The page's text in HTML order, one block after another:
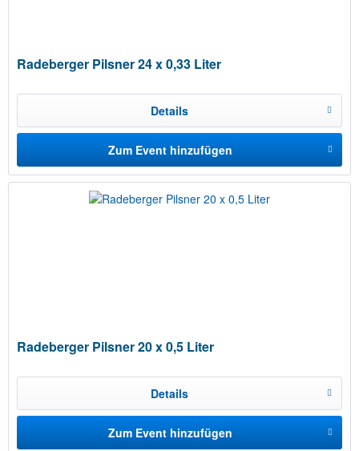
Radeberger Pilsner 24 x 0,33 Liter
Details
Zum Event hinzufügen
Radeberger Pilsner 20 x 0,5 Liter
Details
Zum Event hinzufügen